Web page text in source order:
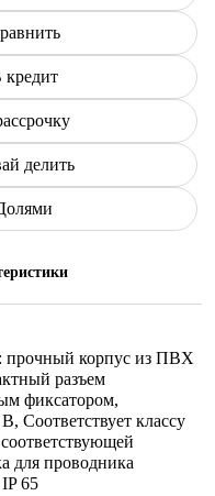
кредит
делить
прочный корпус из ПВХ
разъем
фиксатором,
Соответствует классу
для проводника
65